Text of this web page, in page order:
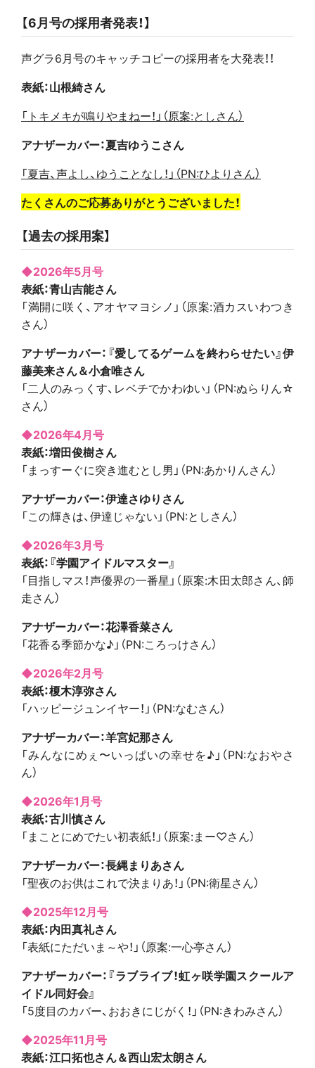
【6月号の採用者発表！】
声グラ6月号のキャッチコピーの採用者を大発表！！
表紙：山根綺さん
「トキメキが鳴りやまねー！」（原案:としさん）
アナザーカバー：夏吉ゆうこさん
「夏吉、声よし、ゆうことなし！」（PN:ひよりさん）
たくさんのご応募ありがとうございました！
【過去の採用案】
◆2026年5月号
表紙：青山吉能さん
「満開に咲く、アオヤマヨシノ」（原案:酒カスいわつき
さん）
アナザーカバー：『愛してるゲームを終わらせたい』伊
藤美来さん＆小倉唯さん
「二人のみっくす、レベチでかわゆい」（PN:ぬらりん☆
さん）
◆2026年4月号
表紙：増田俊樹さん
「まっすーぐに突き進むとし男」（PN:あかりんさん）
アナザーカバー：伊達さゆりさん
「この輝きは、伊達じゃない」（PN:としさん）
◆2026年3月号
表紙：『学園アイドルマスター』
「目指しマス！声優界の一番星」（原案:木田太郎さん、師
走さん）
アナザーカバー：花澤香菜さん
「花香る季節かな♪」（PN:ころっけさん）
◆2026年2月号
表紙：榎木淳弥さん
「ハッピージュンイヤー！」（PN:なむさん）
アナザーカバー：羊宮妃那さん
「みんなにめぇ〜いっぱいの幸せを♪」（PN:なおやさ
ん）
◆2026年1月号
表紙：古川慎さん
「まことにめでたい初表紙！」（原案:まー♡さん）
アナザーカバー：長縄まりあさん
「聖夜のお供はこれで決まりあ！」（PN:衛星さん）
◆2025年12月号
表紙：内田真礼さん
「表紙にただいま～や！」（原案:一心亭さん）
アナザーカバー：『ラブライブ！虹ヶ咲学園スクールア
イドル同好会』
「5度目のカバー、おおきにじがく！」（PN:きわみさん）
◆2025年11月号
表紙：江口拓也さん＆西山宏太朗さん